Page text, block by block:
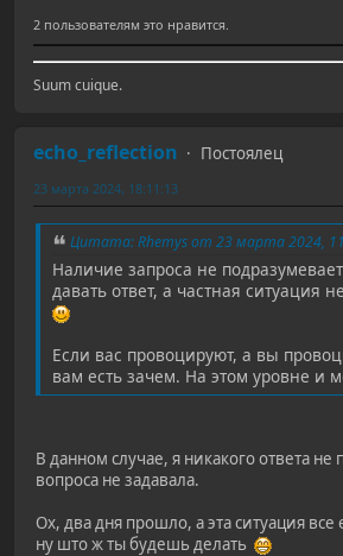
2 пользователям это нравится.
Suum cuique.
echo_reflection
Постоялец
23 марта 2024, 18:11:13
Цитата: Rhemys от 23 марта 2024,
Наличие запроса не
давать ответ, а частная ситуация
Если вас провоцируют, а вы
вам есть зачем. На этом уровне и
В данном случае, я никакого ответа не
вопроса не задавала.
Ох, два дня прошло, а эта ситуация все
ну што ж ты будешь делать